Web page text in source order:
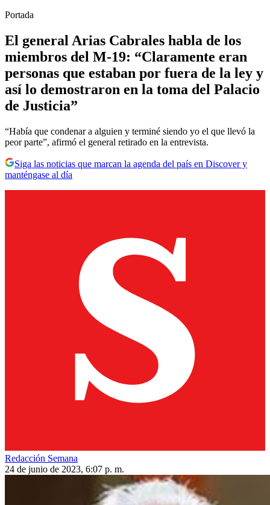
Portada
El general Arias Cabrales habla de los
miembros del M-19: “Claramente eran
personas que estaban por fuera de la ley y
así lo demostraron en la toma del Palacio
de Justicia”
“Había que condenar a alguien y terminé siendo yo el que llevó la
peor parte”, afirmó el general retirado en la entrevista.
Siga las noticias que marcan la agenda del país en Discover y
manténgase al día
Redacción Semana
24 de junio de 2023, 6:07 p. m.